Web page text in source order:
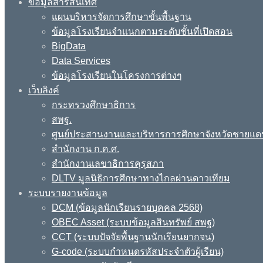
ข้อมูลสารสนเทศ
แผนบริหารจัดการศึกษาขั้นพื้นฐาน
ข้อมูลโรงเรียนจำแนกตามระดับชั้นที่เปิดสอน
BigData
Data Services
ข้อมูลโรงเรียนในโครงการต่างๆ
เว็บลิงค์
กระทรวงศึกษาธิการ
สพฐ.
ศูนย์ประสานงานและบริหารการศึกษาจังหวัดชายแ
สำนักงาน ก.ค.ศ.
สำนักงานเลขาธิการคุรุสภา
DLTV มูลนิธิการศึกษาทางไกลผ่านดาวเทียม
ระบบรายงานข้อมูล
DCM (ข้อมูลนักเรียนรายบุคคล 2568)
OBEC Asset (ระบบข้อมูลสินทรัพย์ สพฐ)
CCT (ระบบปัจจัยพื้นฐานนักเรียนยากจน)
G-code (ระบบกำหนดรหัสประจำตัวผู้เรียน)